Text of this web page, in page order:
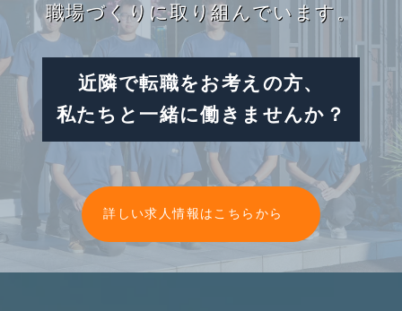
職場づくりに取り組んでいます。
近隣で転職をお考えの方、
私たちと一緒に働きませんか？
詳しい求人情報はこちらから
グ
ル
ー
プ
リ
ン